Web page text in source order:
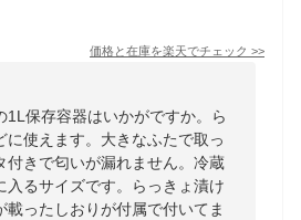
価格と在庫を楽天でチェック >>
1L保存容器はいかがですか。ら
に使えます。大きなふたで取っ
付きで匂いが漏れません。冷蔵
入るサイズです。らっきょ漬け
載ったしおりが付属で付いてま